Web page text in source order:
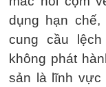
dụng hạn
cung cầu
không phát
sản là lĩnh vực